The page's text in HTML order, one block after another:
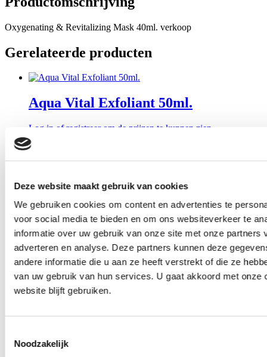
Deze website maakt gebruik van cookies
We gebruiken cookies om content en advertenties te
voor social media te bieden en om ons websiteverkeer te
informatie over uw gebruik van onze site met onze partners
adverteren en analyse. Deze partners kunnen deze
andere informatie die u aan ze heeft verstrekt of die ze
van uw gebruik van hun services. U gaat akkoord met onze
website blijft gebruiken.
Noodzakelijk
Oxygenating & Revitalizing Mask 40ml. verkoop
Gerelateerde producten
Aqua Vital Exfoliant 50ml.
Log in of registreer om de prijzen te kunnen zien
50ml.
Log in of registreer om de prijzen te kunnen zien
Lotion Caresse Harmonie 500ml.
Log in of registreer om de prijzen te kunnen zien